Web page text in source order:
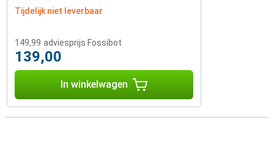
Tijdelijk niet leverbaar
149,99 adviesprijs Fossibot
139,00
In winkelwagen